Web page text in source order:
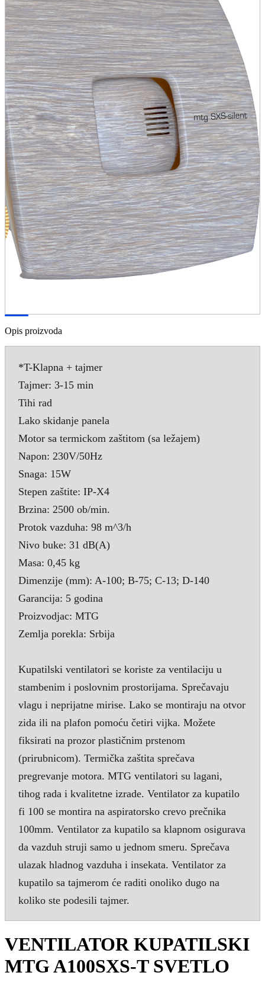
Opis proizvoda
*T-Klapna + tajmer
Tajmer: 3-15 min
Tihi rad
Lako skidanje panela
Motor sa termickom zaštitom (sa ležajem)
Napon: 230V/50Hz
Snaga: 15W
Stepen zaštite: IP-X4
Brzina: 2500 ob/min.
Protok vazduha: 98 m^3/h
Nivo buke: 31 dB(A)
Masa: 0,45 kg
Dimenzije (mm): A-100; B-75; C-13; D-140
Garancija: 5 godina
Proizvodjac: MTG
Zemlja porekla: Srbija
Kupatilski ventilatori se koriste za ventilaciju u
stambenim i poslovnim prostorijama. Sprečavaju
vlagu i neprijatne mirise. Lako se montiraju na otvor
zida ili na plafon pomoću četiri vijka. Možete
fiksirati na prozor plastičnim prstenom
(prirubnicom). Termička zaštita sprečava
pregrevanje motora. MTG ventilatori su lagani,
tihog rada i kvalitetne izrade. Ventilator za kupatilo
fi 100 se montira na aspiratorsko crevo prečnika
100mm. Ventilator za kupatilo sa klapnom osigurava
da vazduh struji samo u jednom smeru. Sprečava
ulazak hladnog vazduha i insekata. Ventilator za
kupatilo sa tajmerom će raditi onoliko dugo na
koliko ste podesili tajmer.
VENTILATOR KUPATILSKI
MTG A100SXS-T SVETLO